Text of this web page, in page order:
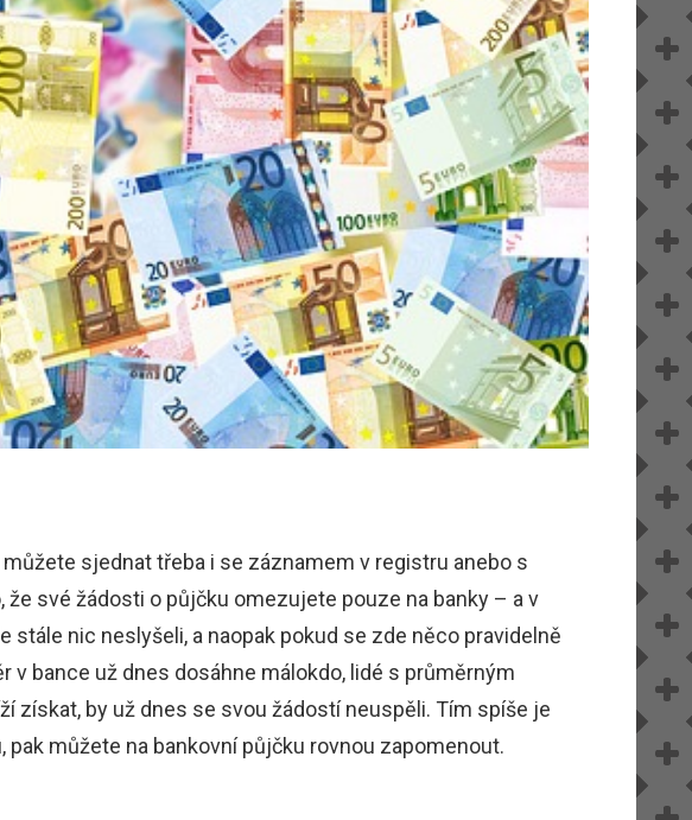
sjednat třeba i se záznamem v registru anebo s
své žádosti o půjčku omezujete pouze na banky – a v
nic neslyšeli, a naopak pokud se zde něco pravidelně
v bance už dnes dosáhne málokdo, lidé s průměrným
získat, by už dnes se svou žádostí neuspěli. Tím spíše je
můžete na bankovní půjčku rovnou zapomenout.